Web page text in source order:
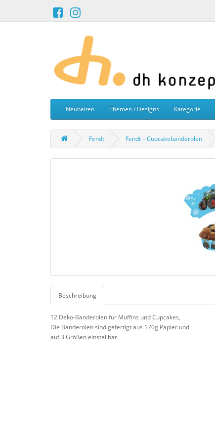
Neuheiten Themen / Designs Kategorie
Fendt Fendt – Cupcakebanderolen
Beschreibung
12 Deko-Banderolen für Muffins und Cupcakes,
Die Banderolen sind gefertigt aus 170g Papier und
auf 3 Größen einstellbar.